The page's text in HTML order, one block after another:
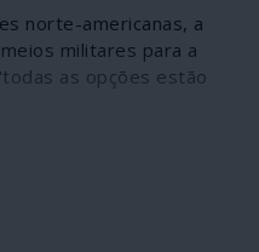
norte-americanas, a
militares para a
as opções estão